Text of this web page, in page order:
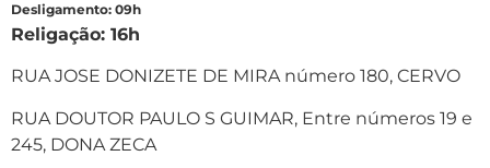
Desligamento: 09h
Religação: 16h
RUA JOSE DONIZETE DE MIRA número 180, CERVO
RUA DOUTOR PAULO S GUIMAR, Entre números 19 e
245, DONA ZECA